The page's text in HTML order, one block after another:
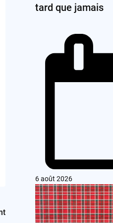
tard que jamais
6 août 2026